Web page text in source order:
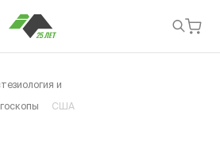
и
США